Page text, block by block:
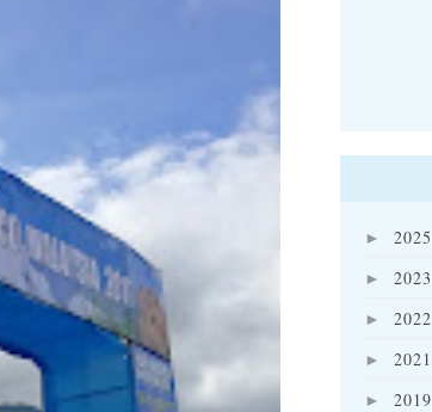
► 2025
► 2023
► 2022
► 2021
► 2019